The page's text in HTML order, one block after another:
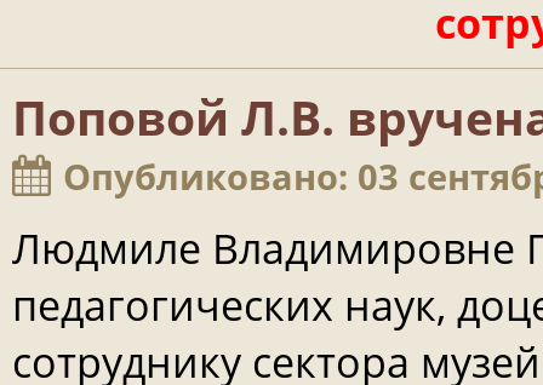
Поповой Л.В.
Опубликовано: 03
Людмиле Владимировне
педагогических наук,
сотруднику сектора